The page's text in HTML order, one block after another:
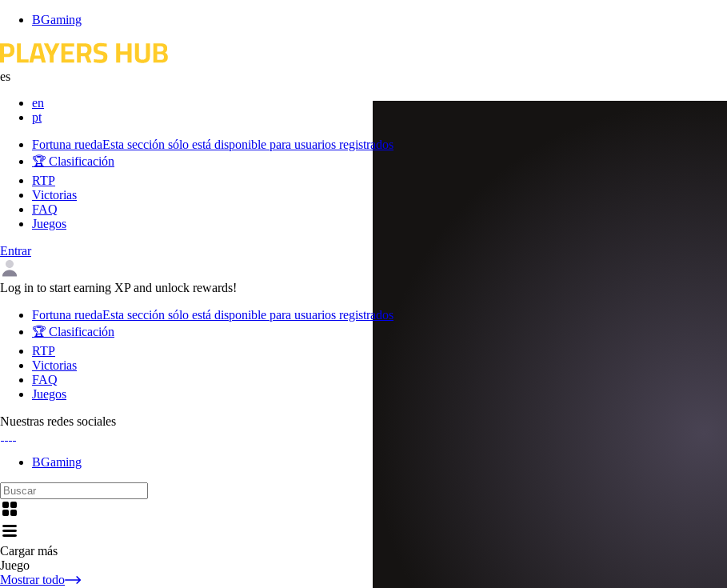
Skip
content
BGaming
es
en
pt
Fortuna ruedaEsta sección sólo está disponible para usuarios registrados
🏆 Clasificación
RTP
Victorias
FAQ
Juegos
Entrar
Log in to start earning XP and unlock rewards!
Fortuna ruedaEsta sección sólo está disponible para usuarios registrados
🏆 Clasificación
RTP
Victorias
FAQ
Juegos
Nuestras redes sociales
BGaming
Cargar más
Juego
Mostrar todo